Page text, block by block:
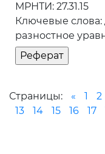
МРНТИ: 27.31.15
Ключевые
разностное
Страницы: « 1 2
13
14 15 16 17